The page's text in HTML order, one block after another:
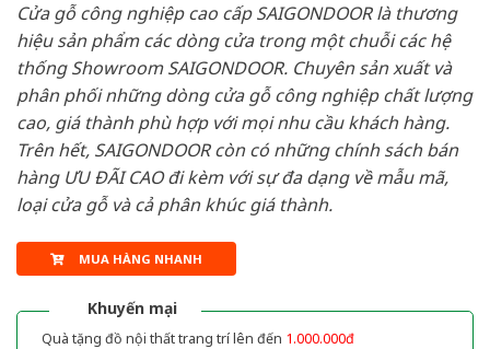
Cửa gỗ công nghiệp cao cấp SAIGONDOOR là thương
hiệu sản phẩm các dòng cửa trong một chuỗi các hệ
thống Showroom SAIGONDOOR. Chuyên sản xuất và
phân phối những dòng cửa gỗ công nghiệp chất lượng
cao, giá thành phù hợp với mọi nhu cầu khách hàng.
Trên hết, SAIGONDOOR còn có những chính sách bán
hàng ƯU ĐÃI CAO đi kèm với sự đa dạng về mẫu mã,
loại cửa gỗ và cả phân khúc giá thành.
MUA HÀNG NHANH
Khuyến mại
Quà tặng đồ nội thất trang trí lên đến 1.000.000đ